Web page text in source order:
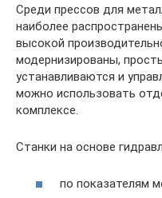
Среди прессов для
наиболее
высокой
модернизированы,
устанавливаются и
можно использовать
комплексе.
Станки на основе
по показателям